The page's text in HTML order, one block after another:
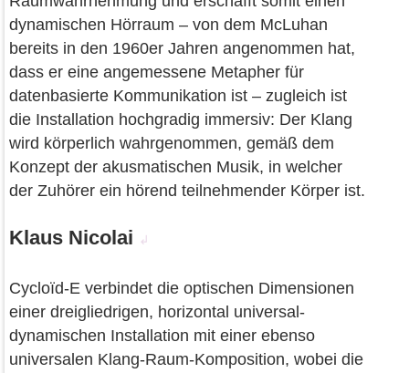
dynamischen Hörraum – von dem McLuhan
bereits in den 1960er Jahren angenommen hat,
dass er eine angemessene Metapher für
datenbasierte Kommunikation ist – zugleich ist
die Installation hochgradig immersiv: Der Klang
wird körperlich wahrgenommen, gemäß dem
Konzept der akusmatischen Musik, in welcher
der Zuhörer ein hörend teilnehmender Körper ist.
Klaus Nicolai ↲
Cycloïd-E verbindet die optischen Dimensionen
einer dreigliedrigen, horizontal universal-
dynamischen Installation mit einer ebenso
universalen Klang-Raum-Komposition, wobei die